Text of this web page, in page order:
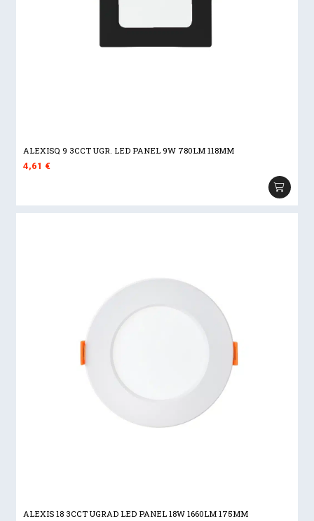
ALEXISQ 9 3CCT UGR. LED PANEL 9W 780LM 118MM
4,61€
ALEXIS 18 3CCT UGRAD LED PANEL 18W 1660LM 175MM